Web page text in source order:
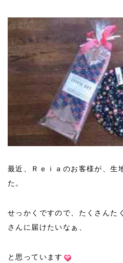
最近、Ｒｅｉａのお客様が、生
た。
せっかくですので、たくさんた
さんに届けたいなぁ、
と思っています